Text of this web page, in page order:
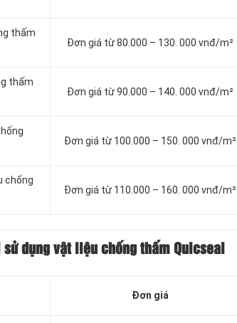
thấm
Đơn giá từ 80.000 – 130. 000 vnđ/m²
thấm
Đơn giá từ 90.000 – 140. 000 vnđ/m²
Đơn giá từ 100.000 – 150. 000 vnđ/m²
chống
Đơn giá từ 110.000 – 160. 000 vnđ/m²
dụng vật liệu chống thấm Quicseal
Đơn giá